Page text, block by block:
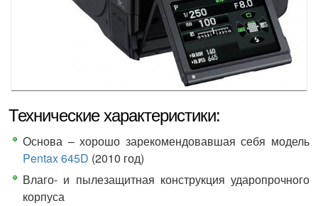
Технические характеристики:
Основа – хорошо зарекомендовавшая себя модель
Pentax 645D (2010 год)
Влаго- и пылезащитная конструкция ударопрочного
корпуса